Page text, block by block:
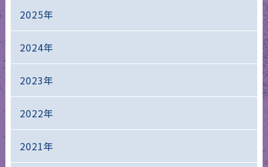
2025年
2024年
2023年
2022年
2021年